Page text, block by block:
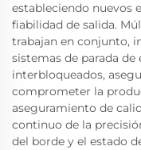
estableciendo nuevos
fiabilidad de salida.
trabajan en conjunto,
sistemas de parada
interbloqueados,
comprometer la
aseguramiento de
continuo de la
del borde y el estado